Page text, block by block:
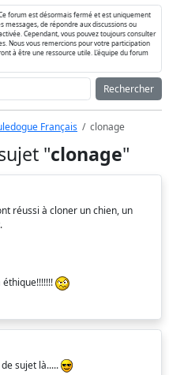
Ce forum est désormais fermé et est uniquement
messages, de répondre aux discussions ou
Cependant, vous pouvez toujours consulter
Nous vous remercions pour votre participation
à être une ressource utile. L'équipe du forum
Rechercher
Français clonage
"clonage"
réussi à cloner un chien, un
sujet là.....